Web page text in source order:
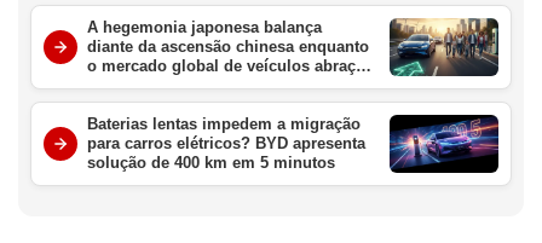
A hegemonia japonesa balança
diante da ascensão chinesa enquanto
o mercado global de veículos abraça
a era elétrica definitiva
Baterias lentas impedem a migração
para carros elétricos? BYD apresenta
solução de 400 km em 5 minutos